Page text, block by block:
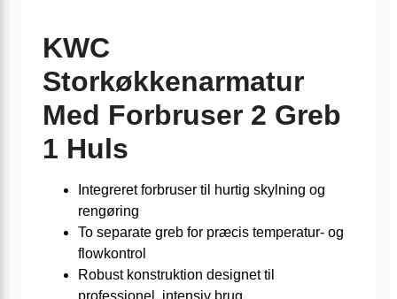
KWC
Storkøkkenarmatur
Med Forbruser 2 Greb
1 Huls
Integreret forbruser til hurtig skylning og
rengøring
To separate greb for præcis temperatur- og
flowkontrol
Robust konstruktion designet til
professionel, intensiv brug